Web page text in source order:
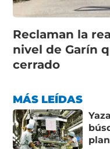
Reclaman la
nivel de Garín
cerrado
MÁS LEÍDAS